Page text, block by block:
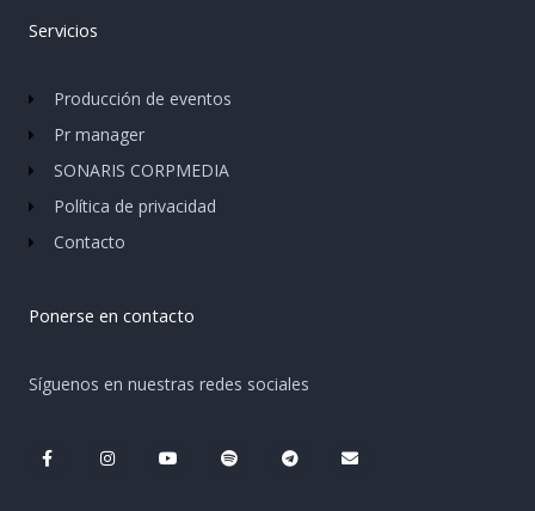
Servicios
Producción de eventos
Pr manager
SONARIS CORPMEDIA
Política de privacidad
Contacto
Ponerse en contacto
Síguenos en nuestras redes sociales
F
a
I
n
Y
o
S
p
T
e
E
n